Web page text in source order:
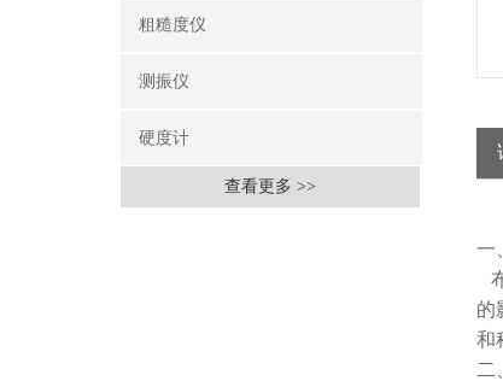
粗糙度仪
测振仪
硬度计
查看更多 >>
一
的
和
二